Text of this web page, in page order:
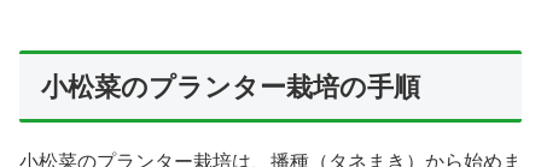
小松菜のプランター栽培の手順
小松菜のプランター栽培は、播種（タネまき）から始めま